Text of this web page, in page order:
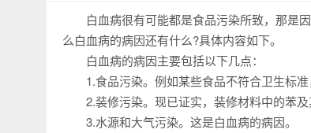
白血病很有可能都是食品污染所致，那是因
么白血病的病因还有什么?具体内容如下。
白血病的病因主要包括以下几点：
1.食品污染。例如某些食品不符合卫生标准
2.装修污染。现已证实，装修材料中的苯及
3.水源和大气污染。这是白血病的病因。